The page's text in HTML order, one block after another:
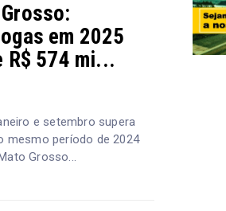
em 2025
R$ 574 mi...
e setembro supera
mesmo período de 2024
Grosso...